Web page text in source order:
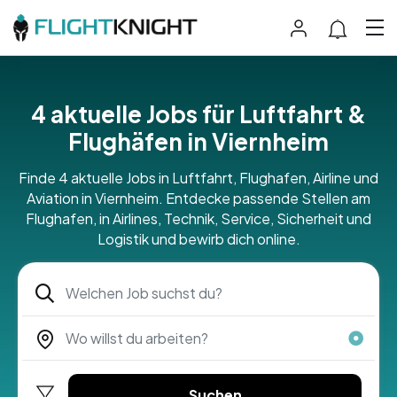
4 aktuelle Jobs für Luftfahrt &
Flughäfen in Viernheim
Finde 4 aktuelle Jobs in Luftfahrt, Flughafen, Airline und
Aviation in Viernheim. Entdecke passende Stellen am
Flughafen, in Airlines, Technik, Service, Sicherheit und
Logistik und bewirb dich online.